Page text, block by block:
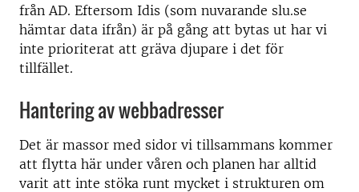
från AD. Eftersom Idis (som nuvarande slu.se
hämtar data ifrån) är på gång att bytas ut har vi
inte prioriterat att gräva djupare i det för
tillfället.
Hantering av webbadresser
Det är massor med sidor vi tillsammans kommer
att flytta här under våren och planen har alltid
varit att inte stöka runt mycket i strukturen om